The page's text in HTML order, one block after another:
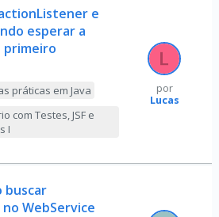
e
esperar a
primeiro
práticas em Java
com Testes, JSF e
I
por
Lucas
buscar
WebService